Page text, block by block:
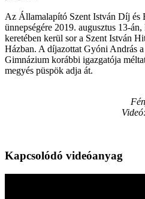
Az Államalapító Szent István Díj és
ünnepségére 2019. augusztus 13-
keretében kerül sor a Szent István
Házban. A díjazottat Gyóni András
Gimnázium korábbi igazgatója
megyés püspök adja át.
Kapcsolódó videóanyag